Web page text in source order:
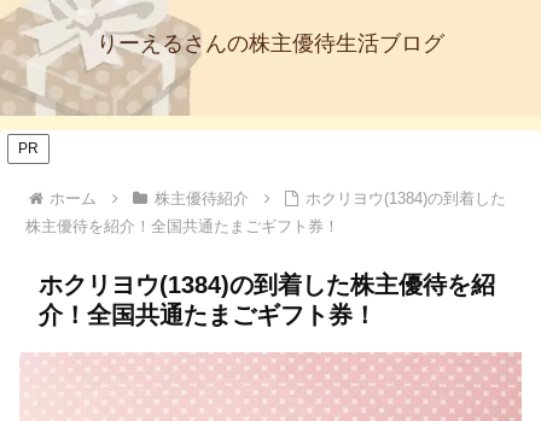
りーえるさんの株主優待生活ブログ
PR
ホーム 株主優待紹介
ホクリヨウ(1384)の到着した
株主優待を紹介！全国共通たまごギフト券！
ホクリヨウ(1384)の到着した株主優待を紹
介！全国共通たまごギフト券！